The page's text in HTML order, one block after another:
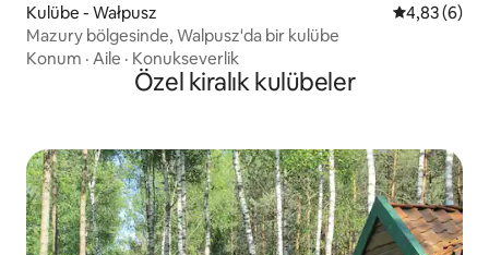
Kulübe - Wałpusz 5 üzerinden
4,83 (6)
Mazury bölgesinde, Walpusz'da bir kulübe
Konum · Aile · Konukseverlik
Özel kiralık kulübeler